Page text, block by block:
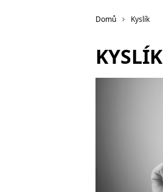
Domů Kyslík
KYSLÍK